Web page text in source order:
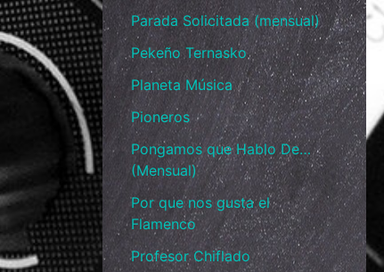
Parada Solicitada (mensual)
Pekeño Ternasko
Planeta Música
Pioneros
Pongamos que Hablo De…
(Mensual)
Por que nos gusta el
Flamenco
Profesor Chiflado